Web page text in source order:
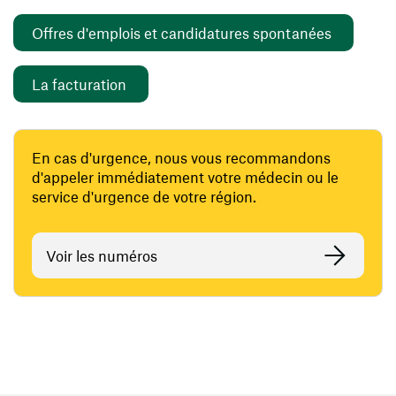
Offres d'emplois et candidatures spontanées
La facturation
En cas d'urgence, nous vous recommandons
d'appeler immédiatement votre médecin ou le
service d'urgence de votre région.
Voir les numéros